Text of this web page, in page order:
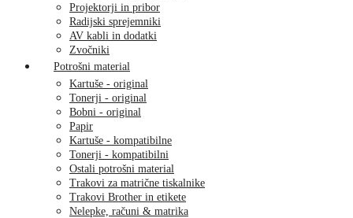
Projektorji in pribor
Radijski sprejemniki
AV kabli in dodatki
Zvočniki
Potrošni material
Kartuše - original
Tonerji - original
Bobni - original
Papir
Kartuše - kompatibilne
Tonerji - kompatibilni
Ostali potrošni material
Trakovi za matrične tiskalnike
Trakovi Brother in etikete
Nelepke, računi & matrika